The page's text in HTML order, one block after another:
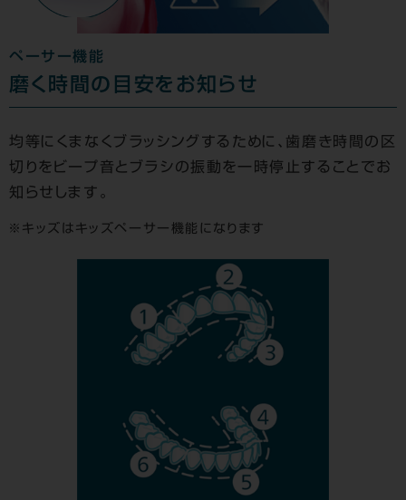
ペーサー機能
磨く時間の目安をお知らせ
均等にくまなくブラッシングするために、歯磨き時間の区
切りをビープ音とブラシの振動を一時停止することでお
知らせします。
キッズはキッズペーサー機能になります